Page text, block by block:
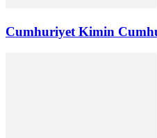
Cumhuriyet Kimin